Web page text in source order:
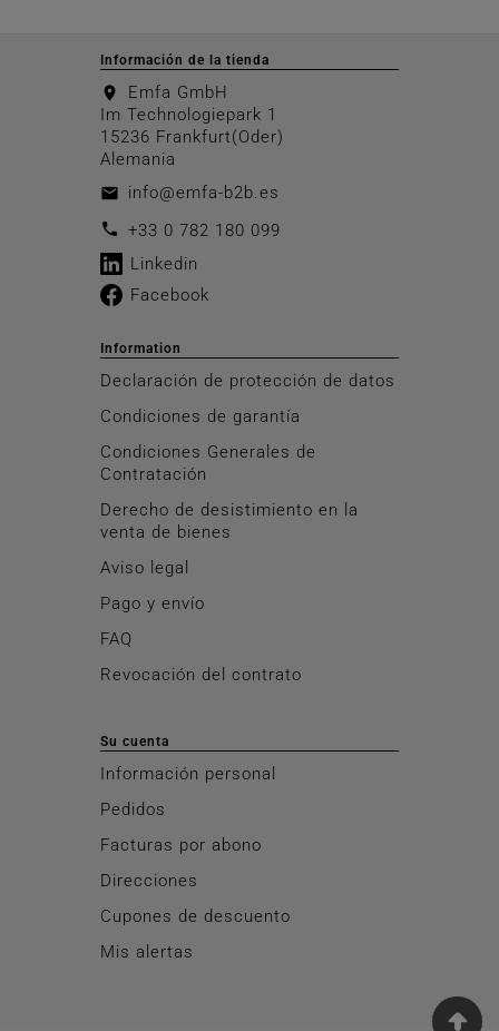
Información de la tienda
location_on
Emfa GmbH
Im Technologiepark 1
15236 Frankfurt(Oder)
Alemania
email info@emfa-b2b.es
call +33 0 782 180 099
Linkedin
Facebook
Information
Declaración de protección de datos
Condiciones de garantía
Condiciones Generales de
Contratación
Derecho de desistimiento en la
venta de bienes
Aviso legal
Pago y envío
FAQ
Revocación del contrato
Su cuenta
Información personal
Pedidos
Facturas por abono
Direcciones
Cupones de descuento
Mis alertas